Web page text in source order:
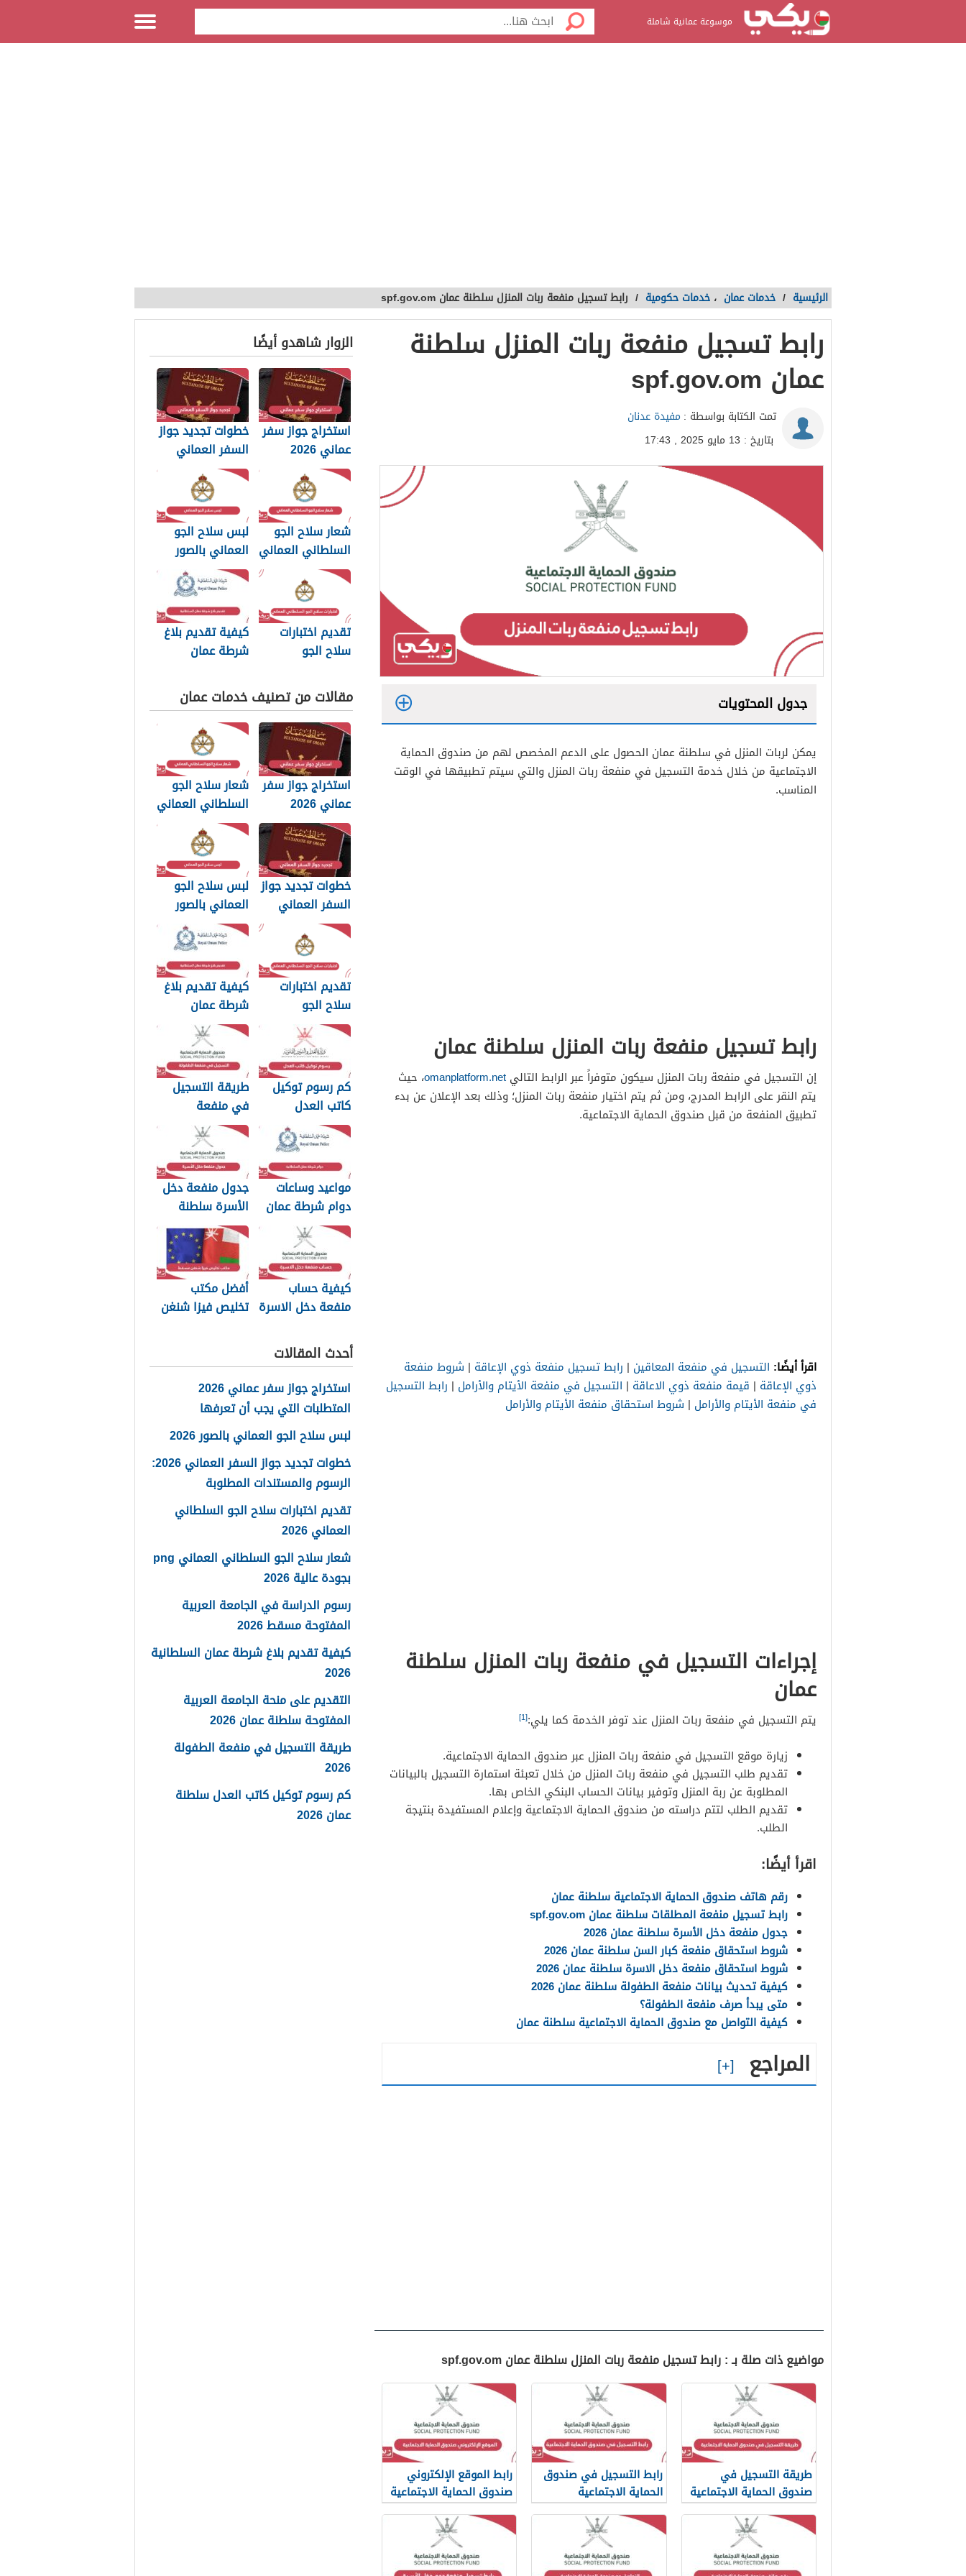
موسوعة عمانية شاملة
الرئيسية / خدمات عمان ، خدمات حكومية / رابط تسجيل منفعة ربات المنزل سلطنة عمان spf.gov.om
رابط تسجيل منفعة ربات المنزل سلطنة
عمان spf.gov.om
تمت الكتابة بواسطة : مفيدة عدنان
بتاريخ : 13 مايو 2025 , 17:43
جدول المحتويات
2
يمكن لربات المنزل في سلطنة عمان الحصول على الدعم المخصص لهم من صندوق الحماية
الاجتماعية من خلال خدمة التسجيل في منفعة ربات المنزل والتي سيتم تطبيقها في الوقت
المناسب.
رابط تسجيل منفعة ربات المنزل سلطنة عمان
إن التسجيل في منفعة ربات المنزل سيكون متوفراً عبر الرابط التالي omanplatform.net، حيث
يتم النقر على الرابط المدرج، ومن ثم يتم اختيار منفعة ربات المنزل؛ وذلك بعد الإعلان عن بدء
تطبيق المنفعة من قبل صندوق الحماية الاجتماعية.
اقرأ أيضًا: التسجيل في منفعة المعاقين | رابط تسجيل منفعة ذوي الإعاقة | شروط منفعة
ذوي الإعاقة | قيمة منفعة ذوي الاعاقة | التسجيل في منفعة الأيتام والأرامل | رابط التسجيل
في منفعة الأيتام والأرامل | شروط استحقاق منفعة الأيتام والأرامل
إجراءات التسجيل في منفعة ربات المنزل سلطنة
عمان
يتم التسجيل في منفعة ربات المنزل عند توفر الخدمة كما يلي:[1]
زيارة موقع التسجيل في منفعة ربات المنزل عبر صندوق الحماية الاجتماعية.
تقديم طلب التسجيل في منفعة ربات المنزل من خلال تعبئة استمارة التسجيل بالبيانات
المطلوبة عن ربة المنزل وتوفير بيانات الحساب البنكي الخاص بها.
تقديم الطلب لتتم دراسته من صندوق الحماية الاجتماعية وإعلام المستفيدة بنتيجة
الطلب.
اقرأ أيضًا:
رقم هاتف صندوق الحماية الاجتماعية سلطنة عمان
رابط تسجيل منفعة المطلقات سلطنة عمان spf.gov.om
جدول منفعة دخل الأسرة سلطنة عمان 2026
شروط استحقاق منفعة كبار السن سلطنة عمان 2026
شروط استحقاق منفعة دخل الاسرة سلطنة عمان 2026
كيفية تحديث بيانات منفعة الطفولة سلطنة عمان 2026
متى يبدأ صرف منفعة الطفولة؟
كيفية التواصل مع صندوق الحماية الاجتماعية سلطنة عمان
المراجع
مواضيع ذات صلة بـ : رابط تسجيل منفعة ربات المنزل سلطنة عمان spf.gov.om
طريقة التسجيل في
صندوق الحماية الاجتماعية
سلطنة عمان
رابط التسجيل في صندوق
الحماية الاجتماعية
www.spf.gov.om
رابط الموقع الإلكتروني
صندوق الحماية الاجتماعية
الزوار شاهدو أيضًا
استخراج جواز سفر
عماني 2026
المتطلبات التي
يجب أن تعرفها
خطوات تجديد جواز
السفر العماني
2026: الرسوم
والمستندات
المطلوبة
شعار سلاح الجو
السلطاني العماني
png بجودة عالية
2026
لبس سلاح الجو
العماني بالصور
2026
تقديم اختبارات
سلاح الجو
2026
كيفية تقديم بلاغ
شرطة عمان
مقالات من تصنيف خدمات عمان
استخراج جواز سفر
عماني 2026
المتطلبات التي
يجب أن تعرفها
شعار سلاح الجو
السلطاني العماني
png بجودة عالية
2026
خطوات تجديد جواز
السفر العماني
2026: الرسوم
والمستندات
المطلوبة
لبس سلاح الجو
العماني بالصور
2026
تقديم اختبارات
سلاح الجو
السلطاني العماني
2026
كيفية تقديم بلاغ
شرطة عمان
السلطانية 2026
كم رسوم توكيل
كاتب العدل
سلطنة عمان 2026
طريقة التسجيل
في منفعة
الطفولة 2026
مواعيد وساعات
دوام شرطة عمان
السلطانية 2026
جدول منفعة دخل
الأسرة سلطنة
عمان 2026
كيفية حساب
منفعة دخل الاسرة
أفضل مكتب
تخليص فيزا شنغن
أحدث المقالات
استخراج جواز سفر عماني 2026
المتطلبات التي يجب أن تعرفها
لبس سلاح الجو العماني بالصور 2026
خطوات تجديد جواز السفر العماني 2026:
الرسوم والمستندات المطلوبة
تقديم اختبارات سلاح الجو السلطاني
العماني 2026
شعار سلاح الجو السلطاني العماني png
بجودة عالية 2026
رسوم الدراسة في الجامعة العربية
المفتوحة مسقط 2026
كيفية تقديم بلاغ شرطة عمان السلطانية
2026
التقديم على منحة الجامعة العربية
المفتوحة سلطنة عمان 2026
طريقة التسجيل في منفعة الطفولة
2026
كم رسوم توكيل كاتب العدل سلطنة
عمان 2026